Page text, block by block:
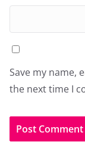
Save my name,
the next time I